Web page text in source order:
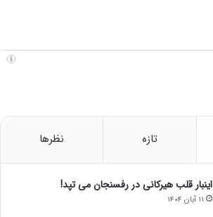
تازه نظرها
اینبار قلب هیرکانی در رفسنجان می تپد!
۱۱ آبان ۱۴۰۴